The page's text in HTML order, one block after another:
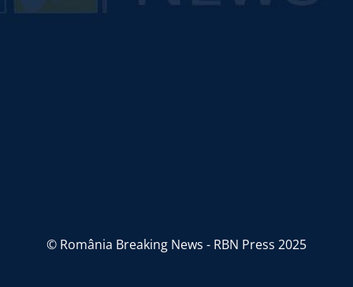
© România Breaking News - RBN Press 2025